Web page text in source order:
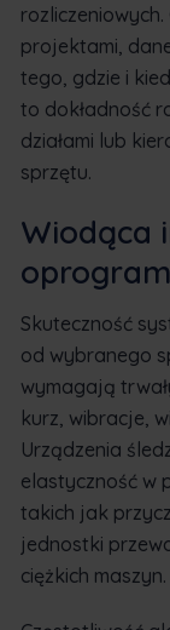
projektami,
tego, gdzie i
to dokładność
działami lub
sprzętu.
Wiodąca
Skuteczność
od wybranego
wymagają
kurz, wibracje,
Urządzenia
elastyczność w
takich jak
jednostki
ciężkich maszyn.